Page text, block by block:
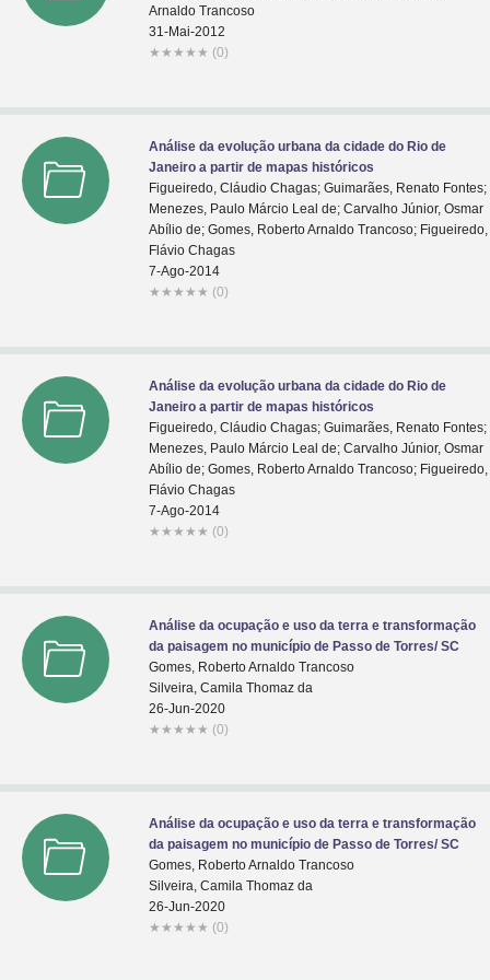
Arnaldo Trancoso
31-Mai-2012
★ ★ ★ ★ ★ (0)
Análise da evolução urbana da cidade do Rio de
Janeiro a partir de mapas históricos
Figueiredo, Cláudio Chagas; Guimarães, Renato Fontes;
Menezes, Paulo Márcio Leal de; Carvalho Júnior, Osmar
Abílio de; Gomes, Roberto Arnaldo Trancoso; Figueiredo,
Flávio Chagas
7-Ago-2014
★ ★ ★ ★ ★ (0)
Análise da evolução urbana da cidade do Rio de
Janeiro a partir de mapas históricos
Figueiredo, Cláudio Chagas; Guimarães, Renato Fontes;
Menezes, Paulo Márcio Leal de; Carvalho Júnior, Osmar
Abílio de; Gomes, Roberto Arnaldo Trancoso; Figueiredo,
Flávio Chagas
7-Ago-2014
★ ★ ★ ★ ★ (0)
Análise da ocupação e uso da terra e transformação
da paisagem no município de Passo de Torres/ SC
Gomes, Roberto Arnaldo Trancoso
Silveira, Camila Thomaz da
26-Jun-2020
★ ★ ★ ★ ★ (0)
Análise da ocupação e uso da terra e transformação
da paisagem no município de Passo de Torres/ SC
Gomes, Roberto Arnaldo Trancoso
Silveira, Camila Thomaz da
26-Jun-2020
★ ★ ★ ★ ★ (0)